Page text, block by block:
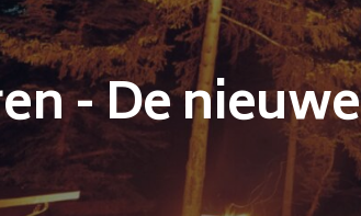
- De nieuwe